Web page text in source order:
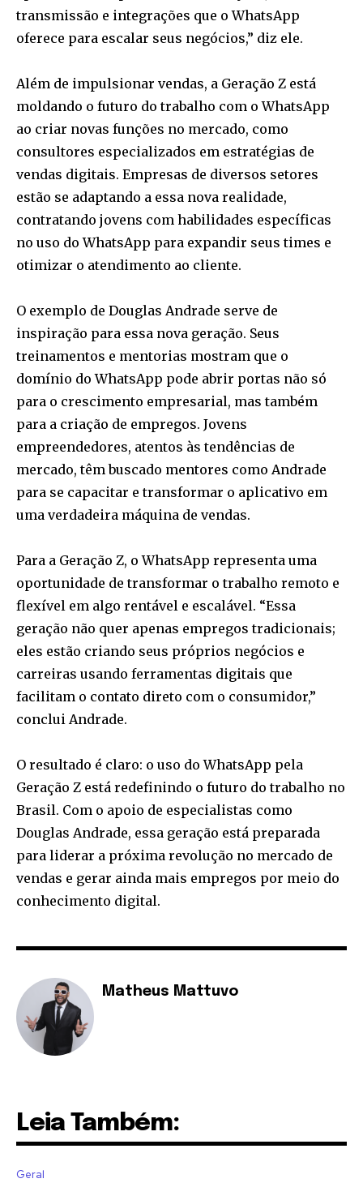
transmissão e integrações que o WhatsApp
oferece para escalar seus negócios,” diz ele.
Além de impulsionar vendas, a Geração Z está
moldando o futuro do trabalho com o WhatsApp
ao criar novas funções no mercado, como
consultores especializados em estratégias de
vendas digitais. Empresas de diversos setores
estão se adaptando a essa nova realidade,
contratando jovens com habilidades específicas
no uso do WhatsApp para expandir seus times e
otimizar o atendimento ao cliente.
O exemplo de Douglas Andrade serve de
inspiração para essa nova geração. Seus
treinamentos e mentorias mostram que o
domínio do WhatsApp pode abrir portas não só
para o crescimento empresarial, mas também
para a criação de empregos. Jovens
empreendedores, atentos às tendências de
mercado, têm buscado mentores como Andrade
para se capacitar e transformar o aplicativo em
uma verdadeira máquina de vendas.
Para a Geração Z, o WhatsApp representa uma
oportunidade de transformar o trabalho remoto e
flexível em algo rentável e escalável. “Essa
geração não quer apenas empregos tradicionais;
eles estão criando seus próprios negócios e
carreiras usando ferramentas digitais que
facilitam o contato direto com o consumidor,”
conclui Andrade.
O resultado é claro: o uso do WhatsApp pela
Geração Z está redefinindo o futuro do trabalho no
Brasil. Com o apoio de especialistas como
Douglas Andrade, essa geração está preparada
para liderar a próxima revolução no mercado de
vendas e gerar ainda mais empregos por meio do
conhecimento digital.
Matheus Mattuvo
Leia Também:
Geral